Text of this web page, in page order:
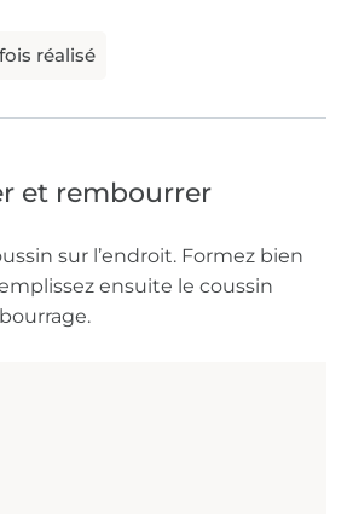
et rembourrer
sur l’endroit. Formez bien
ensuite le coussin